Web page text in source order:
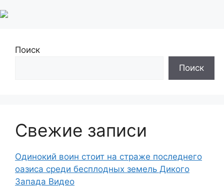
Поиск
Поиск
Свежие записи
Одинокий воин стоит на страже последнего
оазиса среди бесплодных земель Дикого
Запада Видео